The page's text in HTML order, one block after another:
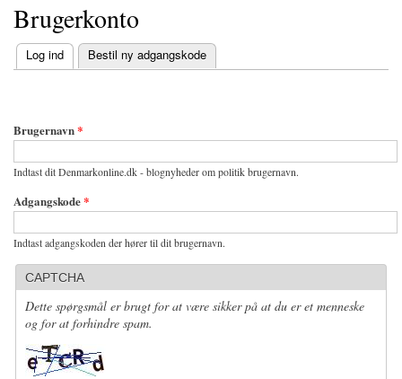
Brugerkonto
Primary tabs
Log ind
(active tab) Bestil ny adgangskode
Brugernavn*
Indtast dit Denmarkonline.dk - blognyheder om politik brugernavn.
Adgangskode*
Indtast adgangskoden der hører til dit brugernavn.
CAPTCHA
Dette spørgsmål er brugt for at være sikker på at du er et menneske
og for at forhindre spam.